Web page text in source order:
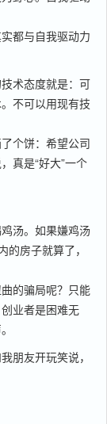
都与自我驱动力
术态度就是：可
不可以用现有技
个饼：希望公司
真是“好大”一个
汤。如果嫌鸡汤
房子就算了，
的骗局呢？只能
业者是困难无
朋友开玩笑说，